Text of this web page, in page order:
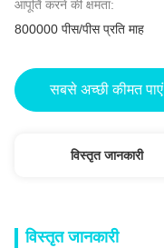
आपूर्ति करने की क्षमता:
800000 पीस/पीस प्रति माह
सबसे अच्छी कीमत पाएं
विस्तृत जानकारी
विस्तृत जानकारी